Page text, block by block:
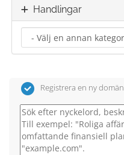
Handlingar
Registrera en ny domän